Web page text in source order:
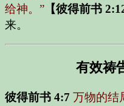
给神。” 【彼得前书
来。
有效祷
彼得前书 4:7 万物的结